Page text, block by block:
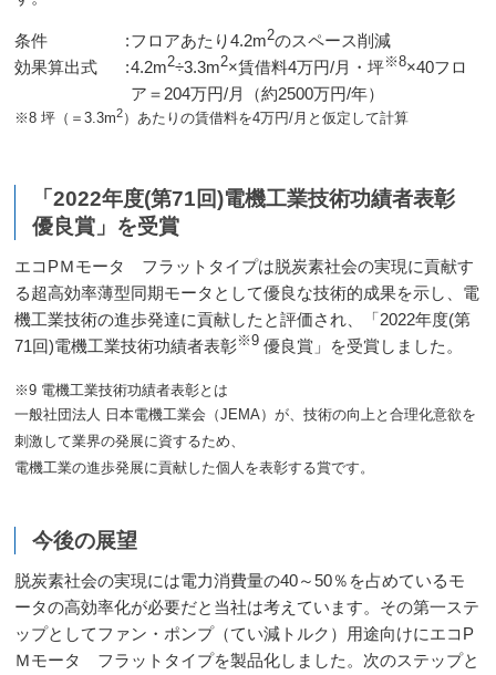
条件 :フロアあたり4.2m2のスペース削減
効果算出式
:4.2m2÷3.3m2×賃借料4万円/月・坪※8×40フロ
ア＝204万円/月（約2500万円/年）
※8 坪（＝3.3m2）あたりの賃借料を4万円/月と仮定して計算
「2022年度(第71回)電機工業技術功績者表彰
優良賞」を受賞
エコPＭモータ フラットタイプは脱炭素社会の実現に貢献す
る超高効率薄型同期モータとして優良な技術的成果を示し、電
機工業技術の進歩発達に貢献したと評価され、「2022年度(第
71回)電機工業技術功績者表彰※9 優良賞」を受賞しました。
※9 電機工業技術功績者表彰とは
一般社団法人 日本電機工業会（JEMA）が、技術の向上と合理化意欲を
刺激して業界の発展に資するため、
電機工業の進歩発展に貢献した個人を表彰する賞です。
今後の展望
脱炭素社会の実現には電力消費量の40～50％を占めているモ
ータの高効率化が必要だと当社は考えています。その第一ステ
ップとしてファン・ポンプ（てい減トルク）用途向けにエコP
Ｍモータ フラットタイプを製品化しました。次のステップと